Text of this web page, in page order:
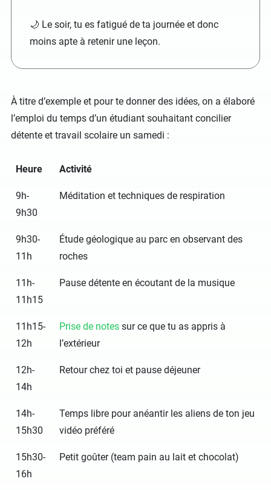
🌙 Le soir, tu es fatigué de ta journée et donc
moins apte à retenir une leçon.
À titre d’exemple et pour te donner des idées, on a élaboré
l’emploi du temps d’un étudiant souhaitant concilier
détente et travail scolaire un samedi :
Heure Activité
9h-
9h30
Méditation et techniques de respiration
9h30-
11h
Étude géologique au parc en observant des
roches
11h-
11h15
Pause détente en écoutant de la musique
11h15-
12h
Prise de notes sur ce que tu as appris à
l’extérieur
12h-
14h
Retour chez toi et pause déjeuner
14h-
15h30
Temps libre pour anéantir les aliens de ton jeu
vidéo préféré
15h30-
16h
Petit goûter (team pain au lait et chocolat)